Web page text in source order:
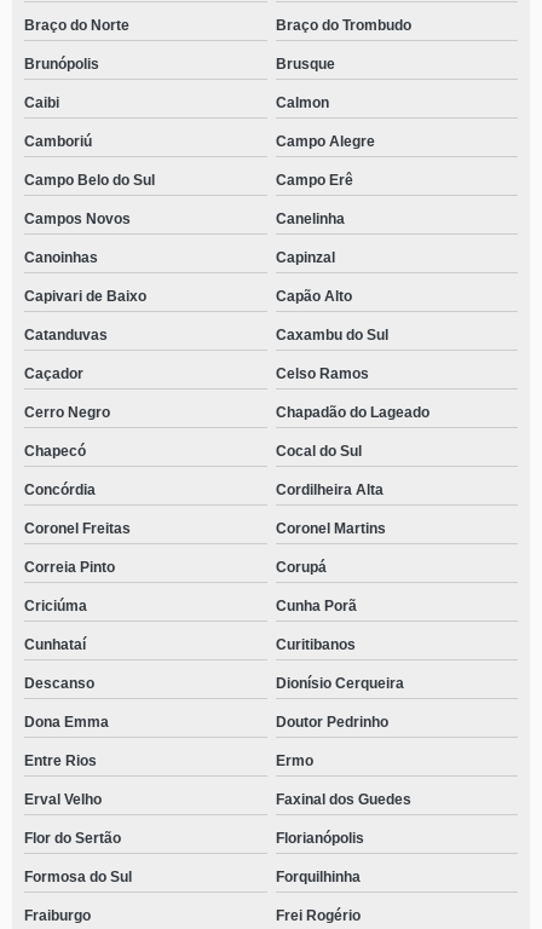
Braço do Norte Braço do Trombudo
Brunópolis Brusque
Caibi Calmon
Camboriú Campo Alegre
Campo Belo do Sul Campo Erê
Campos Novos Canelinha
Canoinhas Capinzal
Capivari de Baixo Capão Alto
Catanduvas Caxambu do Sul
Caçador Celso Ramos
Cerro Negro Chapadão do Lageado
Chapecó Cocal do Sul
Concórdia Cordilheira Alta
Coronel Freitas Coronel Martins
Correia Pinto Corupá
Criciúma Cunha Porã
Cunhataí Curitibanos
Descanso Dionísio Cerqueira
Dona Emma Doutor Pedrinho
Entre Rios Ermo
Erval Velho Faxinal dos Guedes
Flor do Sertão Florianópolis
Formosa do Sul Forquilhinha
Fraiburgo Frei Rogério